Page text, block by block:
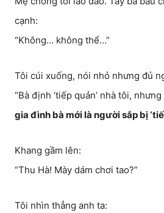
cạnh:
“Không… không thể…”
Tôi cúi xuống, nói nhỏ nhưng đủ
“Bà định ‘tiếp quản’ nhà tôi,
gia đình bà mới là người sắp bị
Khang gầm lên:
“Thu Hà! Mày dám chơi tao?”
Tôi nhìn thẳng anh ta: